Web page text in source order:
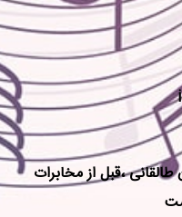
،قبل از مخابرات